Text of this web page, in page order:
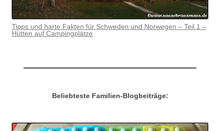
Tipps und harte Fakten für Schweden und Norwegen – Teil 1 –
Hütten auf Campingplätze
Beliebteste Familien-Blogbeiträge: